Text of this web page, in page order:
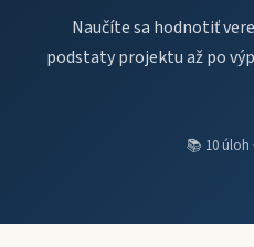
Naučíte sa hodnotiť
podstaty projektu až po
📚 10 úloh